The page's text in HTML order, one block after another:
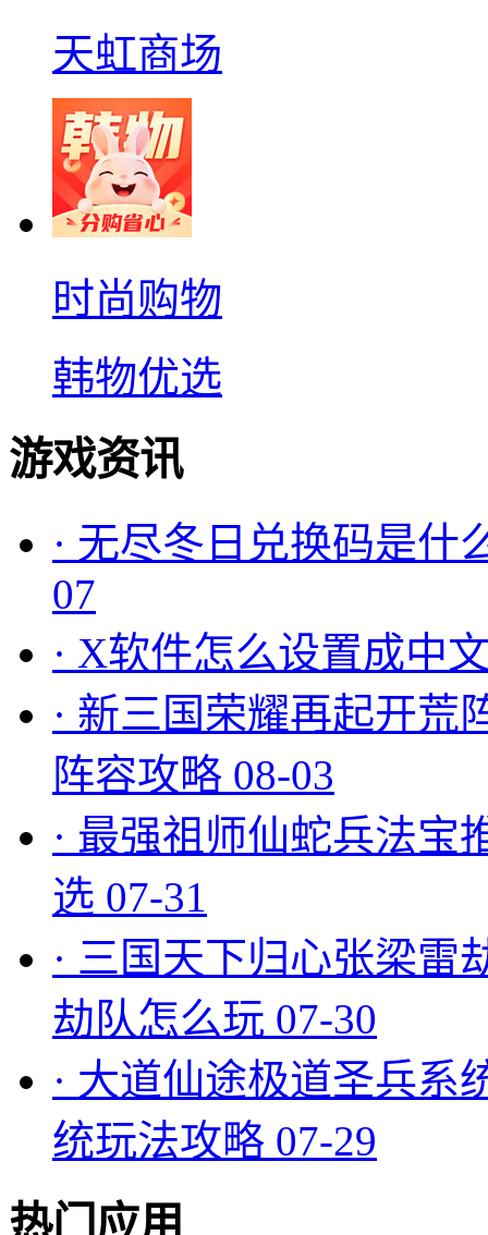
天虹商场
时尚购物
韩物优选
游戏资讯
· 无尽冬日兑换码是什
07
· X软件怎么设置成中
· 新三国荣耀再起开荒
阵容攻略 08-03
· 最强祖师仙蛇兵法宝
选 07-31
· 三国天下归心张梁雷
劫队怎么玩 07-30
· 大道仙途极道圣兵系
统玩法攻略 07-29
热门应用